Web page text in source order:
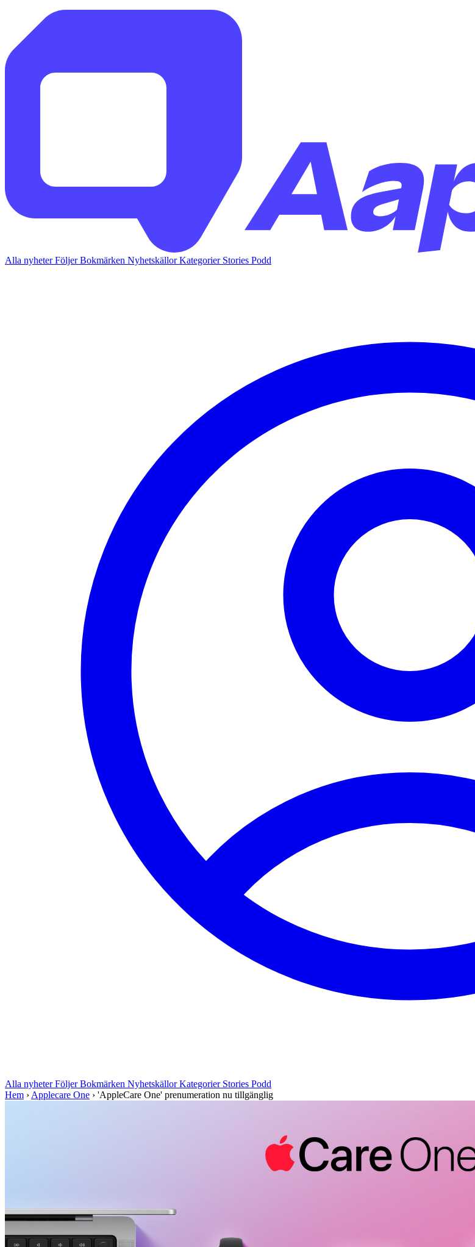
Alla nyheterFöljerBokmärken NyhetskällorKategorier Stories Podd
Alla nyheterFöljerBokmärken NyhetskällorKategorier Stories Podd
Hem › Applecare One › 'AppleCare One' prenumeration nu tillgänglig